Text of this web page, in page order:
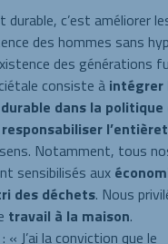
durable, c’est améliorer
des hommes sans
des générations
consiste à intégrer
dans la politique
responsabiliser
Notamment, tous
sensibilisés aux
des déchets. Nous
travail à la maison.
« J’ai la conviction que le